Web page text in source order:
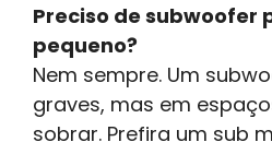
Preciso de subwoofer
pequeno?
Nem sempre. Um
graves, mas em
sobrar. Prefira um sub